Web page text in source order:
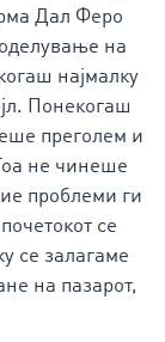
Дал Феро
на
најмалку
Понекогаш
преголем и
не чинеше
проблеми ги
се
се залагаме
на пазарот,